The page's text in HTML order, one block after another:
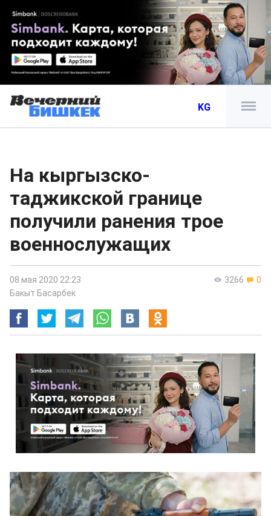
KG
На кыргызско-
таджикской границе
получили ранения трое
военнослужащих
3266 0
08 мая 2020 22:23
Бакыт Басарбек